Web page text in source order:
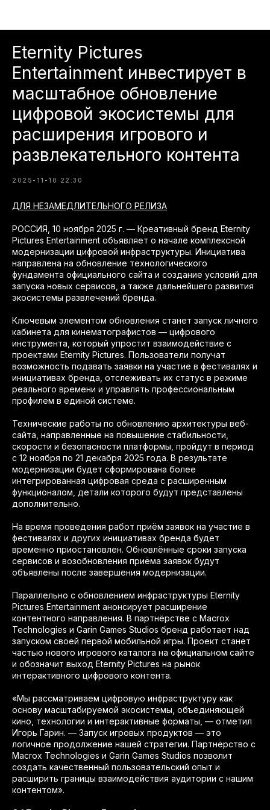
Eternity Pictures
Entertainment инвестирует в
масштабное обновление
цифровой экосистемы для
расширения игрового и
развлекательного контента
2025-11-10 22:30
ДЛЯ НЕЗАМЕДЛИТЕЛЬНОГО РЕЛИЗА
РОССИЯ, 10 ноября 2025 г. — Креативный бренд Eternity
Pictures Entertainment объявляет о начале комплексной
модернизации цифровой инфраструктуры. Инициатива
направлена на обновление технологического
фундамента официального сайта и создание условий для
запуска новых сервисов, а также дальнейшего развития
экосистемы развлечений бренда.
Ключевым элементом обновления станет запуск личного
кабинета для кинематографистов — цифрового
инструмента, который упростит взаимодействие с
проектами Eternity Pictures. Пользователи получат
возможность подавать заявки на участие в фестивалях и
инициативах бренда, отслеживать их статус в режиме
реального времени и управлять профессиональным
профилем в единой системе.
Технические работы по обновлению архитектуры веб-
сайта, направленные на повышение стабильности,
скорости и безопасности платформы, пройдут в период
с 12 ноября по 21 декабря 2025 года. В результате
модернизации будет сформирована более
интегрированная цифровая среда с расширенным
функционалом, детали которого будут представлены
дополнительно.
На время проведения работ приём заявок на участие в
фестивалях и других инициативах бренда будет
временно приостановлен. Обновлённые сроки запуска
сервисов и возобновления приёма заявок будут
объявлены после завершения модернизации.
Параллельно с обновлением инфраструктуры Eternity
Pictures Entertainment анонсирует расширение
контентного направления. В партнёрстве с Macrox
Technologies и Garin Games Studios бренд работает над
запуском своей первой мобильной игры. Проект станет
частью нового игрового каталога на официальном сайте
и обозначит выход Eternity Pictures на рынок
интерактивного цифрового контента.
«Мы рассматриваем цифровую инфраструктуру как
основу масштабируемой экосистемы, объединяющей
кино, технологии и интерактивные форматы, — отметил
Игорь Гарин. — Запуск игровых продуктов — это
логичное продолжение нашей стратегии. Партнёрство с
Macrox Technologies и Garin Games Studios позволит
создать качественный пользовательский опыт и
расширить границы взаимодействия аудитории с нашим
контентом».